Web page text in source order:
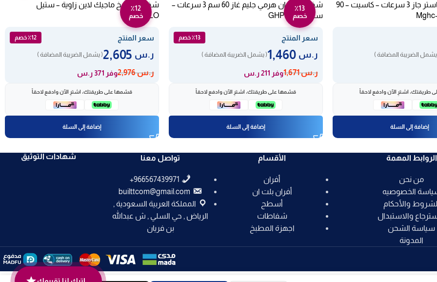
شفاط مطبخ ماستر جاز 3 سرعات – كاسيت – 90
الضريبة المضافة )
طريقتك، اشترِ الآن وادفع لاحقاً
إضافة إلى السلة
٪13
خصم
شفاط بلت ان هرمي جليم غاز 60 سم 3 سرعات –
ستيل GHP640IX
سعر المنتج ٪13 خصم
ر.س ( يشمل الضريبة المضافة )
ر.س1,671 وفر 211 ر.س
قسّمها على طريقتك، اشترِ الآن وادفع لاحقاً
إضافة إلى السلة
٪12
خصم
شفاط مطبخ ماجيك لاين زاوية – ستيل
ANGOLO
سعر المنتج ٪12 خصم
ر.س ( يشمل الضريبة المضافة )
ر.س2,976 وفر 371 ر.س
قسّمها على طريقتك، اشترِ الآن وادفع لاحقاً
إضافة إلى السلة
الروابط المهمة
من نحن
الخصوصيه
والأحكام
والاستبدال
سياسة الشحن
المدونة
الأقسام
أفران
أفران بلت ان
أسطح
شفاطات
اجهزة المطبخ
تواصل معنا
builttcom@gmail.com
المملكة العربية السعودية ,
الرياض , حي السلي , ش عبدالله
بن فريان
شهادات التوثيق